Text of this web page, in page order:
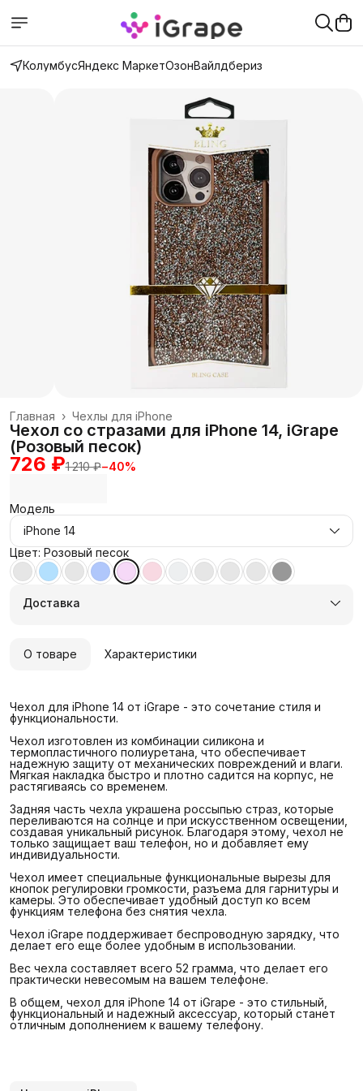
КолумбусЯндекс МаркетОзонВайлдбериз
Чехлы для iPhone
Главная ›
Чехол со стразами для iPhone 14, iGrape
(Розовый песок)
726 ₽1 210 ₽−40%
Модель
iPhone 14
Цвет: Розовый песок
Доставка
О товаре Характеристики
Чехол для iPhone 14 от iGrape - это сочетание стиля и
функциональности.
Чехол изготовлен из комбинации силикона и
термопластичного полиуретана, что обеспечивает
надежную защиту от механических повреждений и влаги.
Мягкая накладка быстро и плотно садится на корпус, не
растягиваясь со временем.
Задняя часть чехла украшена россыпью страз, которые
переливаются на солнце и при искусственном освещении,
создавая уникальный рисунок. Благодаря этому, чехол не
только защищает ваш телефон, но и добавляет ему
индивидуальности.
Чехол имеет специальные функциональные вырезы для
кнопок регулировки громкости, разъема для гарнитуры и
камеры. Это обеспечивает удобный доступ ко всем
функциям телефона без снятия чехла.
Чехол iGrape поддерживает беспроводную зарядку, что
делает его еще более удобным в использовании.
Вес чехла составляет всего 52 грамма, что делает его
практически невесомым на вашем телефоне.
В общем, чехол для iPhone 14 от iGrape - это стильный,
функциональный и надежный аксессуар, который станет
отличным дополнением к вашему телефону.